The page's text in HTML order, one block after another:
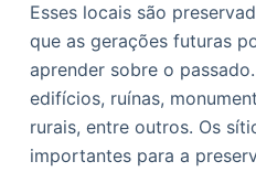
e
ú
d
o
Esses locais são
que as gerações futuras
aprender sobre o
edifícios, ruínas,
rurais, entre outros. Os
importantes para a